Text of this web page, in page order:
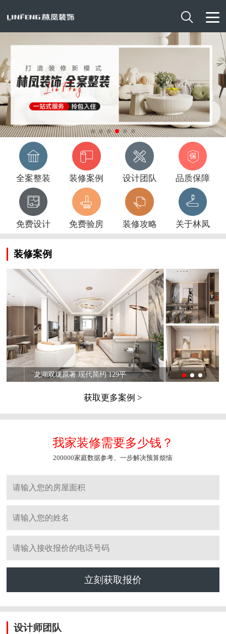

全案整装 装修案例 设计团队 品质保障
免费设计 免费验房 装修攻略 关于林凤
装修案例
龙湖双珑原著 现代简约 129平
获取更多案例 >
我家装修需要多少钱？
200000家庭数据参考、一步解决预算烦恼
立刻获取报价
设计师团队